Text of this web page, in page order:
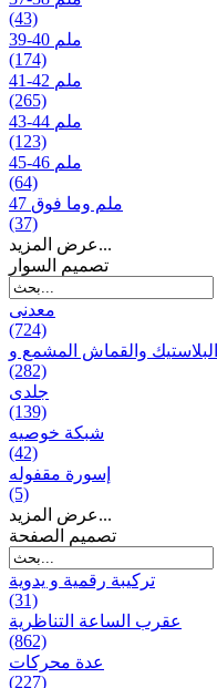
(43)
39-40 ملم
(174)
41-42 ملم
(265)
43-44 ملم
(123)
45-46 ملم
(64)
47 ملم وما فوق
(37)
عرض المزيد...
تصمیم السوار
معدنی
(724)
(282)
جلدی
(139)
شبكة خوصیه
(42)
إسورة مقفوله
(5)
عرض المزيد...
تصميم الصفحة
تركيبة رقمية و يدوية
(31)
عقرب الساعة التناظرية
(862)
عدة محركات
(227)